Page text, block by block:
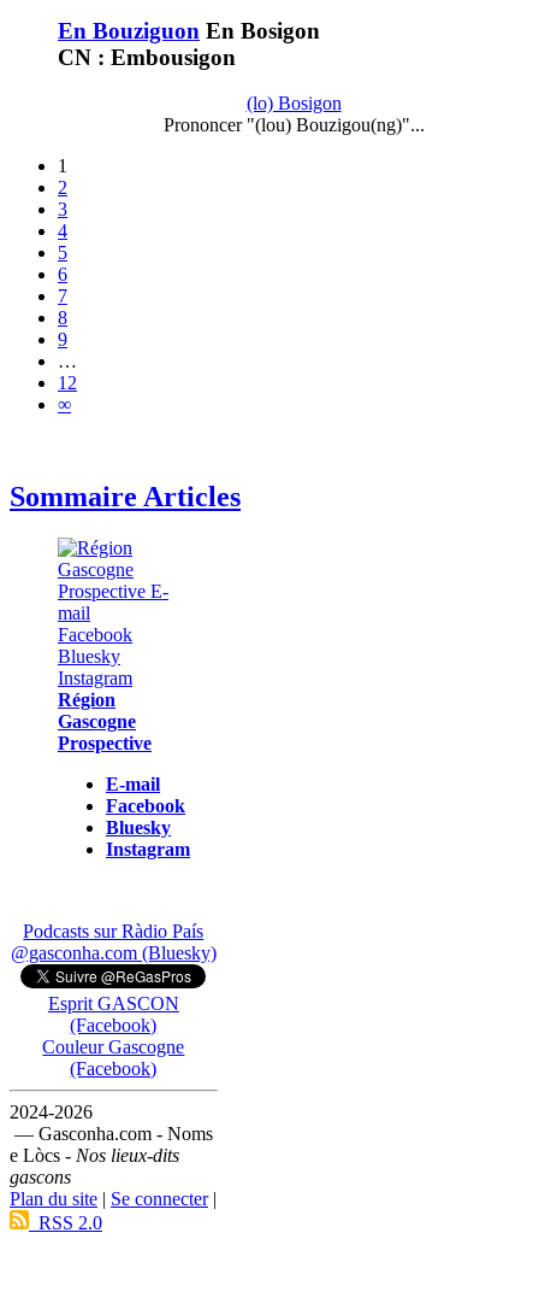
En Bouziguon En Bosigon
CN : Embousigon
(lo) Bosigon
Prononcer "(lou) Bouzigou(ng)"...
1
2
3
4
5
6
7
8
9
…
12
∞
Sommaire Articles
Région
Gascogne
Prospective
E-mail
Facebook
Bluesky
Instagram
Podcasts sur Ràdio País
@gasconha.com (Bluesky)
Esprit GASCON
(Facebook)
Couleur Gascogne
(Facebook)
2024-2026
— Gasconha.com - Noms
e Lòcs - Nos lieux-dits
gascons
Plan du site | Se connecter|
RSS 2.0